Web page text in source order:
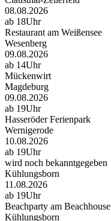
08.08.2026
ab 18Uhr
Restaurant am Weißensee
Wesenberg
09.08.2026
ab 14Uhr
Mückenwirt
Magdeburg
09.08.2026
ab 19Uhr
Hasseröder Ferienpark
Wernigerode
10.08.2026
ab 19Uhr
wird noch bekanntgegeben
Kühlungsborn
11.08.2026
ab 19Uhr
Beachparty am Beachhouse
Kühlungsborn